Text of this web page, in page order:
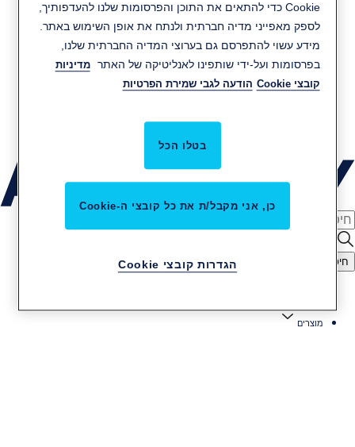
חדשות ומדיה
קיימות
יצירת קשר
אודות ASSA ABLOY
קריירה באסא אבלוי
חיפוש
מוצרים
Cookie כדי להתאים את התוכן והפרסומות שלנו להעדפותיך,
לספק מאפייני מדיה חברתית ולנתח את אופן השימוש באתר.
מידע עשוי להתפרסם גם בערוצי המדיה החברתית שלנו,
בפרסומות ועל-ידי שותפינו לאנליטיקה של האתר
מדיניות
קובצי Cookie
הודעה לגבי שמירת הפרטיות
בטלו הכל
כן, אני מקבל/ת את כל קובצי ה-Cookie
הגדרות קובצי Cookie